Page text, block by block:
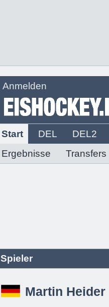
Anmelden
Start DEL DEL2
Ergebnisse
Transfers
Spieler
Martin Heider